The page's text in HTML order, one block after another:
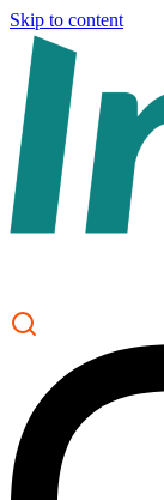
Skip to content